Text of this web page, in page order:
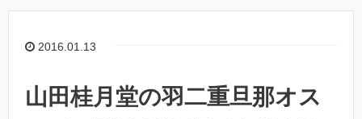
2016.01.13
山田桂月堂の羽二重旦那オス